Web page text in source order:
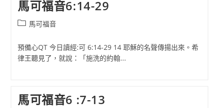
馬可福音6:14-29
Post馬可福音
預備心QT 今日讀經:可 6:14-29 14 耶穌的名聲傳揚出來。希
律王聽見了，就說：「施洗的約翰...
馬可福音6 :7-13